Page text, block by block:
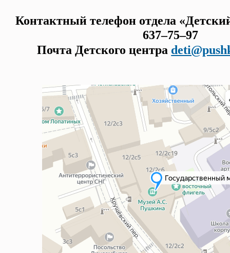
Контактный телефон отдела
637–75–97
Почта Детского центра